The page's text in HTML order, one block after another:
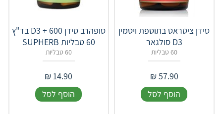
סידן ציטראט בתוספת ויטמין
D3 סולגאר
60 טבליות
57.90
₪
הוסף לסל
סופהרב סידן D3 + 600 בד"ץ
60 טבליות SUPHERB
60 טבליות
14.90
₪
הוסף לסל